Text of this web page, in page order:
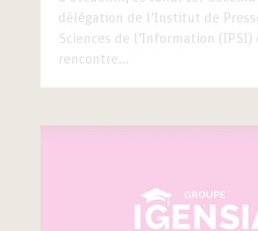
délégation de l'Institut de
Sciences de l'Information (IPSI)
rencontre...